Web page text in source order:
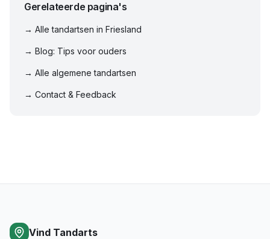
Gerelateerde pagina's
→ Alle tandartsen in Friesland
→ Blog: Tips voor ouders
→ Alle algemene tandartsen
→ Contact & Feedback
Vind Tandarts